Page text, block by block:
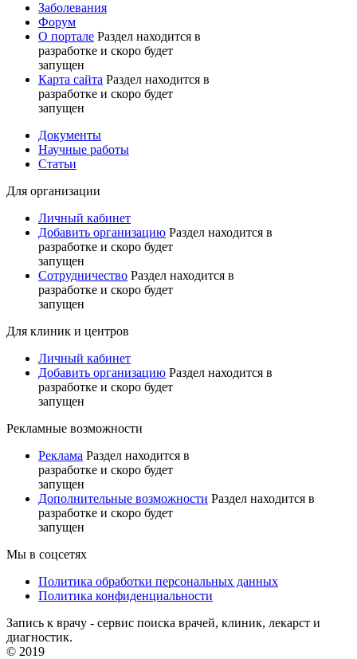
Заболевания
Форум
О портале Раздел находится в
разработке и скоро будет
запущен
Карта сайта Раздел находится в
разработке и скоро будет
запущен
Документы
Научные работы
Статьи
Для организации
Личный кабинет
Добавить организацию Раздел находится в
разработке и скоро будет
запущен
Сотрудничество Раздел находится в
разработке и скоро будет
запущен
Для клиник и центров
Личный кабинет
Добавить организацию Раздел находится в
разработке и скоро будет
запущен
Рекламные возможности
Реклама Раздел находится в
разработке и скоро будет
запущен
Дополнительные возможности Раздел находится в
разработке и скоро будет
запущен
Мы в соцсетях
Политика обработки персональных данных
Политика конфиденциальности
Запись к врачу - сервис поиска врачей, клиник, лекарст и
диагностик.
© 2019